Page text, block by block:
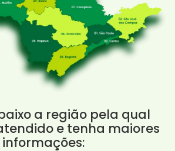
a região pela qual
e tenha maiores
informações: